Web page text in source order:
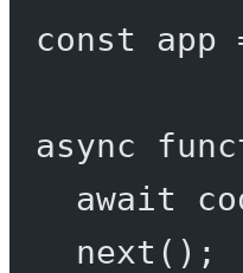
const app
async
await
next ();